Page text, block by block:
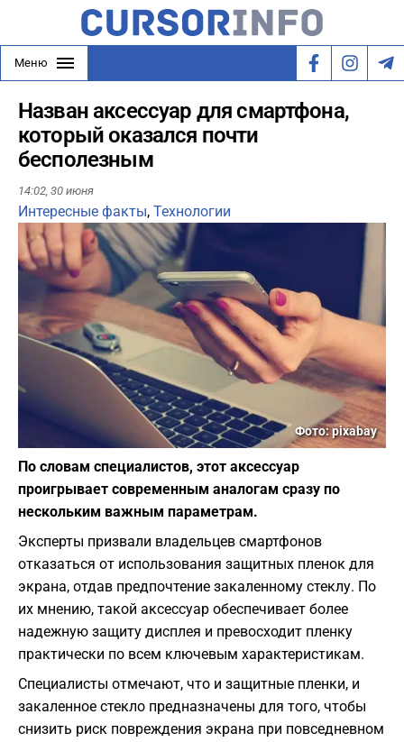
Меню
Назван аксессуар для смартфона,
который оказался почти
бесполезным
14:02, 30 июня
Интересные факты, Технологии
Фото: рixabay
По словам специалистов, этот аксессуар
проигрывает современным аналогам сразу по
нескольким важным параметрам.
Эксперты призвали владельцев смартфонов
отказаться от использования защитных пленок для
экрана, отдав предпочтение закаленному стеклу. По
их мнению, такой аксессуар обеспечивает более
надежную защиту дисплея и превосходит пленку
практически по всем ключевым характеристикам.
Специалисты отмечают, что и защитные пленки, и
закаленное стекло предназначены для того, чтобы
снизить риск повреждения экрана при повседневном